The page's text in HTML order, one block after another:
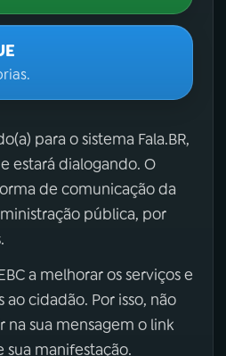
para o sistema Fala.BR,
estará dialogando. O
de comunicação da
pública, por
a melhorar os serviços e
cidadão. Por isso, não
na sua mensagem o link
manifestação.